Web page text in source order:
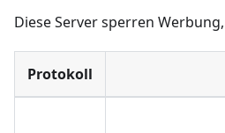
Diese Server sperren
Protokoll